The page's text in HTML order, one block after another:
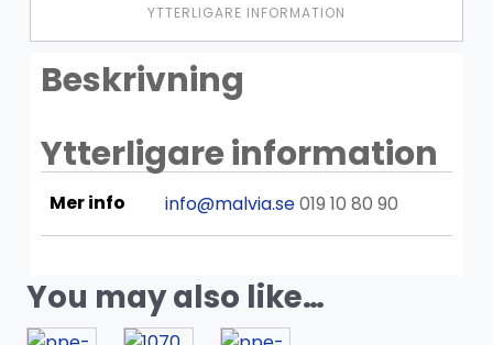
YTTERLIGARE INFORMATION
Beskrivning
Ytterligare information
Mer info info@malvia.se019 10 80 90
You may also like…